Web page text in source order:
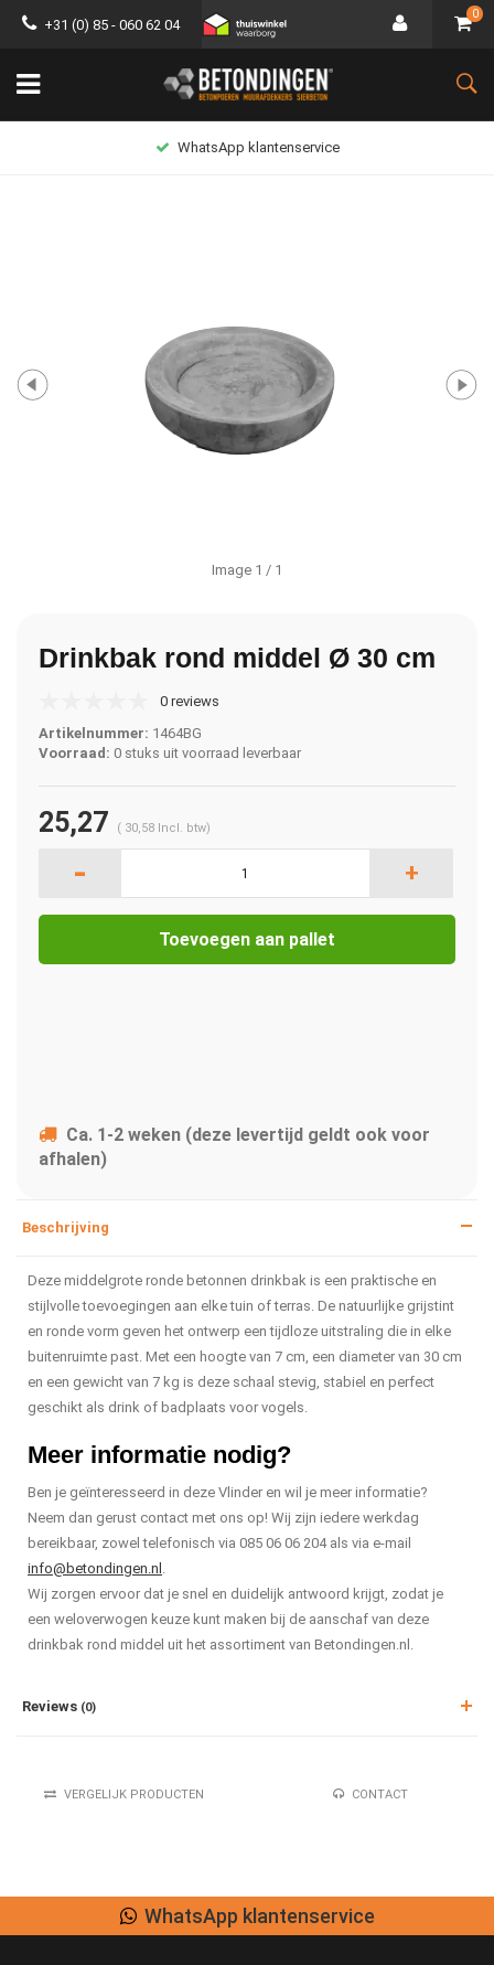
+31 (0) 85 - 060 62 04
0
WhatsApp klantenservice
Image 1 / 1
Drinkbak rond middel Ø 30 cm
0 reviews
Artikelnummer: 1464BG
Voorraad: 0 stuks uit voorraad leverbaar
25,27 ( 30,58 Incl. btw)
- +
Toevoegen aan pallet
Ca. 1-2 weken (deze levertijd geldt ook voor
afhalen)
Beschrijving
Deze middelgrote ronde betonnen drinkbak is een praktische en
stijlvolle toevoegingen aan elke tuin of terras. De natuurlijke grijstint
en ronde vorm geven het ontwerp een tijdloze uitstraling die in elke
buitenruimte past. Met een hoogte van 7 cm, een diameter van 30 cm
en een gewicht van 7 kg is deze schaal stevig, stabiel en perfect
geschikt als drink of badplaats voor vogels.
Meer informatie nodig?
Ben je geïnteresseerd in deze Vlinder en wil je meer informatie?
Neem dan gerust contact met ons op! Wij zijn iedere werkdag
bereikbaar, zowel telefonisch via 085 06 06 204 als via e-mail
info@betondingen.nl .
Wij zorgen ervoor dat je snel en duidelijk antwoord krijgt, zodat je
een weloverwogen keuze kunt maken bij de aanschaf van deze
drinkbak rond middel uit het assortiment van Betondingen.nl.
Reviews (0)
VERGELIJK PRODUCTEN CONTACT
WhatsApp klantenservice